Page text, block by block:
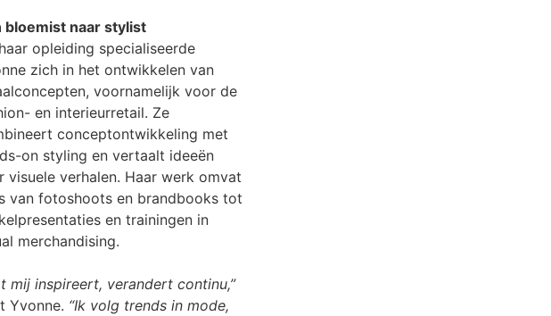
bloemist naar stylist
opleiding specialiseerde
zich in het ontwikkelen van
voornamelijk voor de
en interieurretail. Ze
conceptontwikkeling met
on styling en vertaalt ideeën
visuele verhalen. Haar werk omvat
van fotoshoots en brandbooks tot
en trainingen in
merchandising.
mij inspireert, verandert continu,”
Yvonne. “Ik volg trends in mode,